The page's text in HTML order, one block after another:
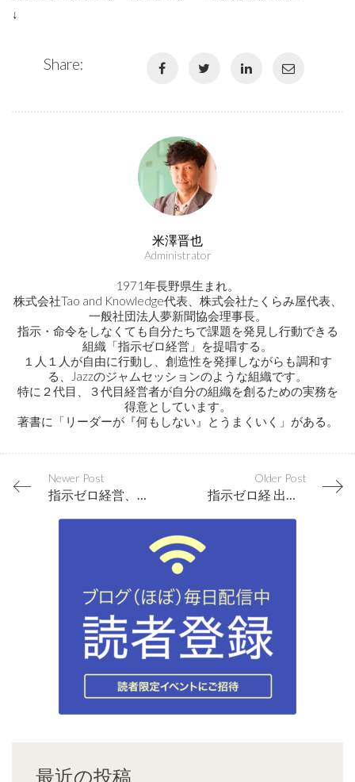
↓
Share:
米澤晋也
Administrator
1971年長野県生まれ。
株式会社Tao and Knowledge代表、株式会社たくらみ屋代表、
一般社団法人夢新聞協会理事長。
指示・命令をしなくても自分たちで課題を発見し行動できる
組織「指示ゼロ経営」を提唱する。
１人１人が自由に行動し、創造性を発揮しながらも調和す
る、Jazzのジャムセッションのような組織です。
特に２代目、３代目経営者が自分の組織を創るための実務を
得意としています。
著書に「リーダーが『何もしない』とうまくいく」がある。
Newer Post Older Post
最近の投稿